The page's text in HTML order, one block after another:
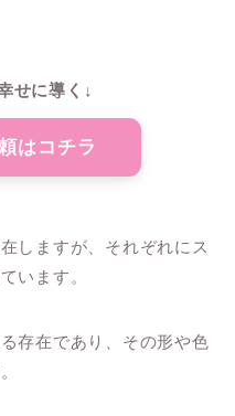
せに導く↓
はコチラ
しますが、それぞれにス
います。
存在であり、その形や色